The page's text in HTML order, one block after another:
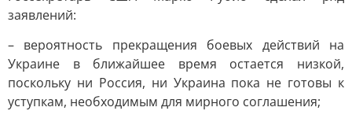
заявлений:
– вероятность прекращения боевых действий на
Украине в ближайшее время остается низкой,
поскольку ни Россия, ни Украина пока не готовы к
уступкам, необходимым для мирного соглашения;